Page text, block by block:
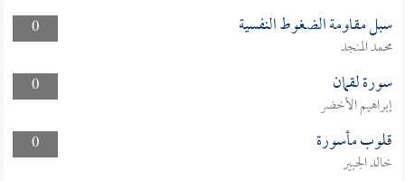
0 سبل مقاومة الضغوط النفسية
محمد المنجد
0
سورة لقمان
إبراهيم الأخضر
0
قلوب مأسورة
خالد الجبير